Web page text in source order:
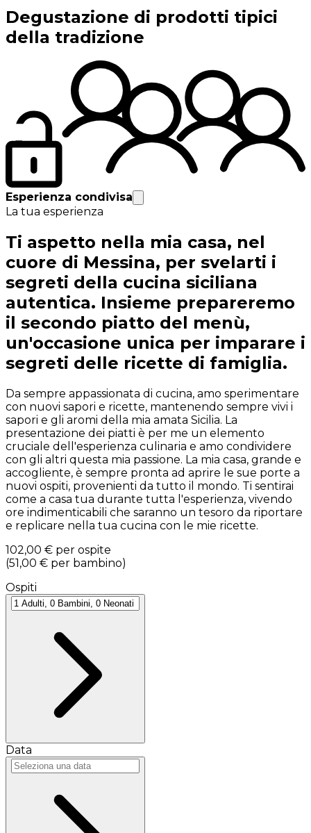
Degustazione di prodotti tipici
della tradizione
Esperienza condivisa
La tua esperienza
Ti aspetto nella mia casa, nel
cuore di Messina, per svelarti i
segreti della cucina siciliana
autentica. Insieme prepareremo
il secondo piatto del menù,
un'occasione unica per imparare i
segreti delle ricette di famiglia.
Da sempre appassionata di cucina, amo sperimentare
con nuovi sapori e ricette, mantenendo sempre vivi i
sapori e gli aromi della mia amata Sicilia. La
presentazione dei piatti è per me un elemento
cruciale dell'esperienza culinaria e amo condividere
con gli altri questa mia passione. La mia casa, grande e
accogliente, è sempre pronta ad aprire le sue porte a
nuovi ospiti, provenienti da tutto il mondo. Ti sentirai
come a casa tua durante tutta l'esperienza, vivendo
ore indimenticabili che saranno un tesoro da riportare
e replicare nella tua cucina con le mie ricette.
102,00 € per ospite
(51,00 € per bambino)
Ospiti
Data